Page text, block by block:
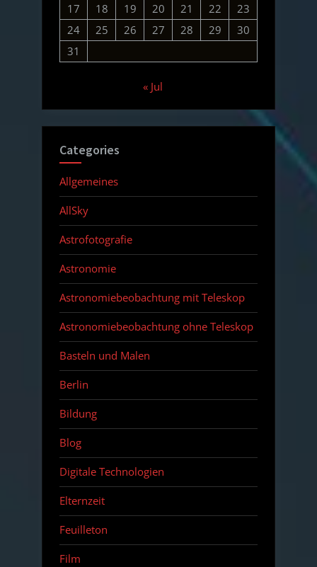
17
18 19 20 21 22
23
24
25 26 27 28 29
30
31
« Jul
Categories
Allgemeines
AllSky
Astrofotografie
Astronomie
Astronomiebeobachtung mit Teleskop
Astronomiebeobachtung ohne Teleskop
Basteln und Malen
Berlin
Bildung
Blog
Digitale Technologien
Elternzeit
Feuilleton
Film